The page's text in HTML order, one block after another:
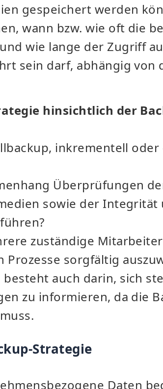
gespeichert werden
wann bzw. wie oft die
wie lange der Zugriff
sein darf, abhängig von
hinsichtlich der
inkrementell
Überprüfungen
sowie der Integrität
zuständige
Prozesse sorgfältig
auch darin, sich
zu informieren, da die
Strategie
Daten